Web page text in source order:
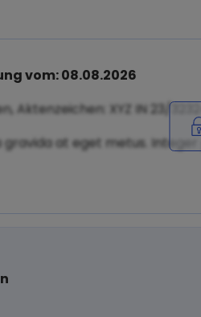
vom: 08.08.2026
Aktenzeichen: XYZ IN 23/32324
at eget metus.